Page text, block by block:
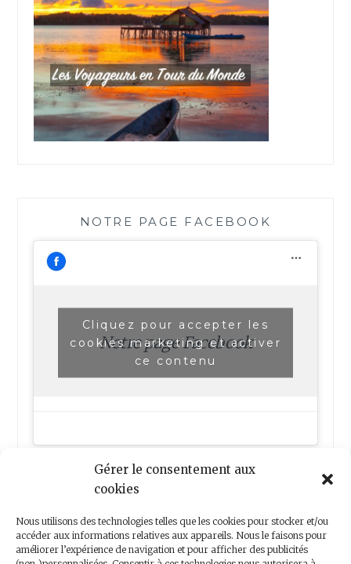
Gérer le consentement aux
cookies
Nous utilisons des technologies telles que les cookies pour stocker et/ou
accéder aux informations relatives aux appareils. Nous le faisons pour
améliorer l’expérience de navigation et pour afficher des publicités
NOTRE PAGE FACEBOOK
Notre page Facebook
Cliquez pour accepter les
cookies marketing et activer
ce contenu